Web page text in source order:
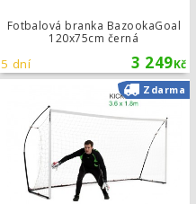
Fotbalová branka BazookaGoal
120x75cm černá
3 249Kč
5 dní
Fotbalová branka Kickster EliteZdarma